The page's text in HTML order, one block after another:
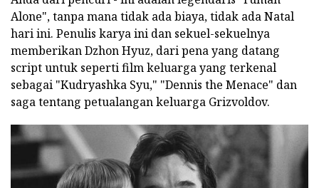
Alone", tanpa mana tidak ada biaya, tidak ada Natal
hari ini. Penulis karya ini dan sekuel-sekuelnya
memberikan Dzhon Hyuz, dari pena yang datang
script untuk seperti film keluarga yang terkenal
sebagai "Kudryashka Syu," "Dennis the Menace" dan
saga tentang petualangan keluarga Grizvoldov.